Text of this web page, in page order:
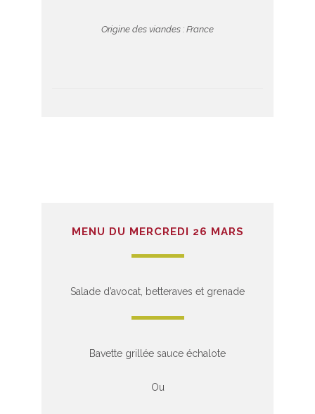
Origine des viandes : France
MENU DU MERCREDI 26 MARS
Salade d’avocat, betteraves et grenade
Bavette grillée sauce échalote
Ou